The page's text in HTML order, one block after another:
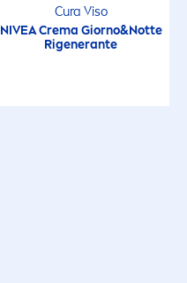
Cura Viso
NIVEACrema Giorno&Notte
Rigenerante